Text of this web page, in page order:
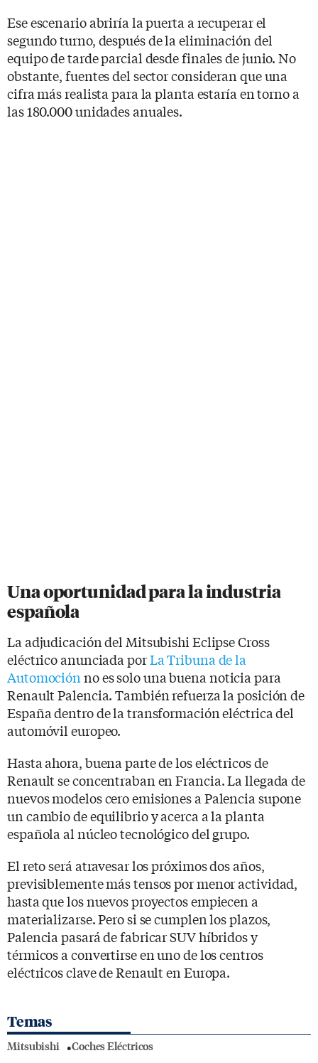
Ese escenario abriría la puerta a recuperar el
segundo turno, después de la eliminación del
equipo de tarde parcial desde finales de junio. No
obstante, fuentes del sector consideran que una
cifra más realista para la planta estaría en torno a
las 180.000 unidades anuales.
Una oportunidad para la industria
española
La adjudicación del Mitsubishi Eclipse Cross
eléctrico anunciada porLa Tribuna de la
Automociónno es solo una buena noticia para
Renault Palencia. También refuerza la posición de
España dentro de la transformación eléctrica del
automóvil europeo.
Hasta ahora, buena parte de los eléctricos de
Renault se concentraban en Francia. La llegada de
nuevos modelos cero emisiones a Palencia supone
un cambio de equilibrio y acerca a la planta
española al núcleo tecnológico del grupo.
El reto será atravesar los próximos dos años,
previsiblemente más tensos por menor actividad,
hasta que los nuevos proyectos empiecen a
materializarse. Pero si se cumplen los plazos,
Palencia pasará de fabricar SUV híbridos y
térmicos a convertirse en uno de los centros
eléctricos clave de Renault en Europa.
Temas
Mitsubishi Coches Eléctricos